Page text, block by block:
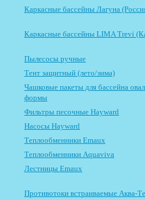
Каркасные бассейны Лагуна
Каркасные бассейны LIMA Trevi
Пылесосы ручные
Тент защитный (лето/зима)
Чашковые пакеты для бассейна
формы
Фильтры песочные Hayward
Насосы Hayward
Теплообменники Emaux
Теплообменники Aquaviva
Лестницы Emaux
Противотоки встраиваемые Аква-